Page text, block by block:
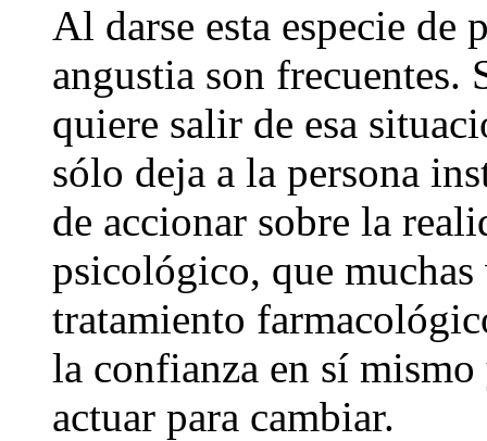
Al darse esta especie de
angustia son frecuentes.
quiere salir de esa
sólo deja a la persona
de accionar sobre la
psicológico, que
tratamiento
la confianza en sí
actuar para cambiar.